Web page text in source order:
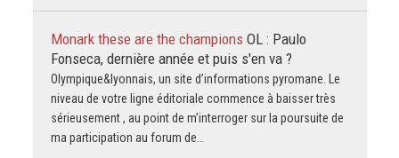
Monark these are the champions OL : Paulo
Fonseca, dernière année et puis s'en va ?
Olympique&lyonnais, un site d’informations pyromane. Le
niveau de votre ligne éditoriale commence à baisser très
sérieusement , au point de m’interroger sur la poursuite de
ma participation au forum de…